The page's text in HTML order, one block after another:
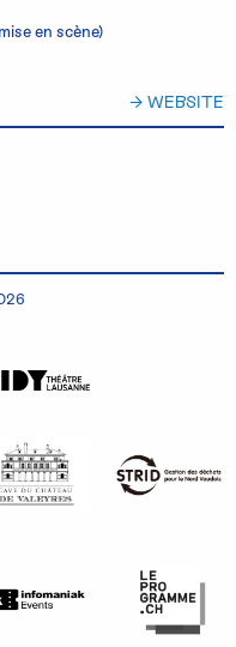
en scène)
→ WEBSITE